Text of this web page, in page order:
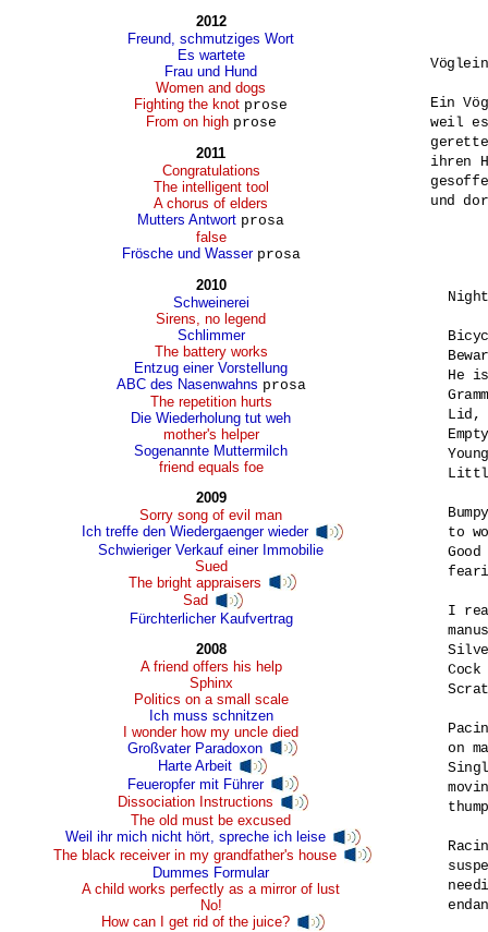
2012
Freund, schmutziges Wort
Es wartete
Frau und Hund
Women and dogs
Fighting the knot prose
From on high prose
2011
Congratulations
The intelligent tool
A chorus of elders
Mutters Antwort prosa
false
Frösche und Wasser prosa
2010
Schweinerei
Sirens, no legend
Schlimmer
The battery works
Entzug einer Vorstellung
ABC des Nasenwahns prosa
The repetition hurts
Die Wiederholung tut weh
mother's helper
Sogenannte Muttermilch
friend equals foe
2009
Sorry song of evil man
Ich treffe den Wiedergaenger wieder
Schwieriger Verkauf einer Immobilie
Sued
The bright appraisers
Sad
Fürchterlicher Kaufvertrag
2008
A friend offers his help
Sphinx
Politics on a small scale
Ich muss schnitzen
I wonder how my uncle died
Großvater Paradoxon
Harte Arbeit
Feueropfer mit Führer
Dissociation Instructions
The old must be excused
Weil ihr mich nicht hört, spreche ich leise
The black receiver in my grandfather's house
Dummes Formular
A child works perfectly as a mirror of lust
No!
How can I get rid of the juice?
Ein
weil
ihren
und
He
Lid,
to
I
on